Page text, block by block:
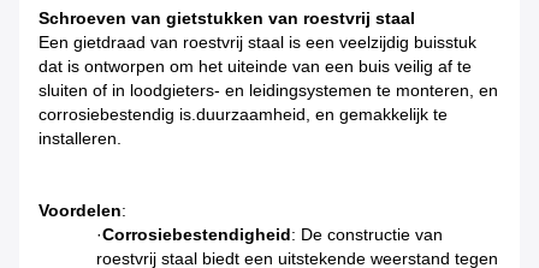
Schroeven van gietstukken van roestvrij staal
Een gietdraad van roestvrij staal is een veelzijdig buisstuk
dat is ontworpen om het uiteinde van een buis veilig af te
sluiten of in loodgieters- en leidingsystemen te monteren, en
corrosiebestendig is.duurzaamheid, en gemakkelijk te
installeren.
Voordelen:
·Corrosiebestendigheid: De constructie van
roestvrij staal biedt een uitstekende weerstand tegen